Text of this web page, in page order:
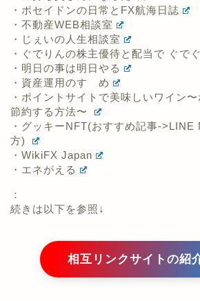
・ポセイドンの日常とFX航海日誌
・不動産WEB相談室
・じぇいの人生相談室
・ぐでりんの株主優待と配当で ぐで
・明日の事は明日やる
・資産運用のすゝめ
・ポイントサイトで美味しいワイン
節約する方法〜
・グッキーNFT(おすすめ記事->LINE
方)
・WikiFX Japan
・エネがえる
：
続きは以下を参照↓
相互リンクサイトの紹